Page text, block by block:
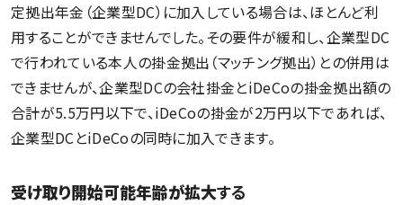
定拠出年金（企業型DC）に加入している場合は、ほとんど利
用することができませんでした。その要件が緩和し、企業型DC
で行われている本人の掛金拠出（マッチング拠出）との併用は
できませんが、企業型DCの会社掛金とiDeCoの掛金拠出額の
合計が5.5万円以下で、iDeCoの掛金が2万円以下であれば、
企業型DCとiDeCoの同時に加入できます。
受け取り開始可能年齢が拡大する